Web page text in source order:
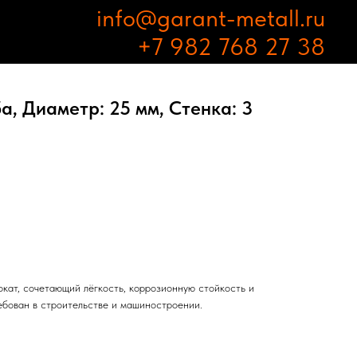
info@garant-metall.ru
+7 982 768 27 38
Диаметр: 25 мм, Стенка: 3
сочетающий лёгкость, коррозионную стойкость и
в строительстве и машиностроении.